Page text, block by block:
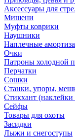
Аксессуары для
Мишени
Муфты коврики
Наушники
Наплечные
Очки
Патроны холодной
Перчатки
Сошки
Станки, упоры,
Стикхант
Сейфы
Товары для охоты
Засидки
Лыжи и снегоступы